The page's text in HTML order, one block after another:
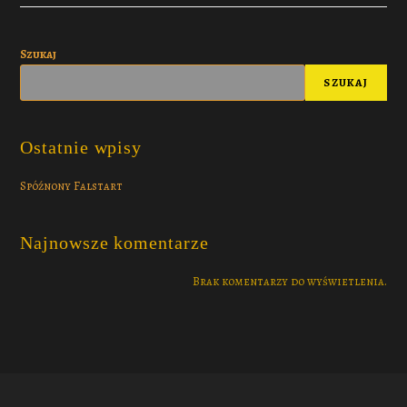
Szukaj
SZUKAJ
Ostatnie wpisy
Spóźnony Falstart
Najnowsze komentarze
Brak komentarzy do wyświetlenia.